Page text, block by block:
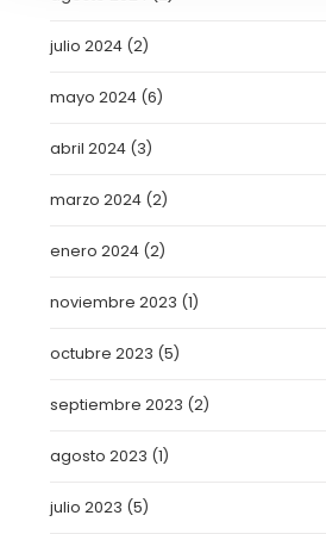
julio 2024 (2)
mayo 2024 (6)
abril 2024 (3)
marzo 2024 (2)
enero 2024 (2)
noviembre 2023 (1)
octubre 2023 (5)
septiembre 2023 (2)
agosto 2023 (1)
julio 2023 (5)